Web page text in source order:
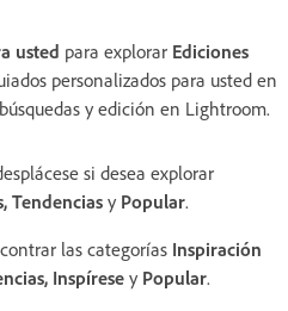
usted para explorar Ediciones
personalizados para usted en
y edición en Lightroom.
si desea explorar
Tendencias y Popular.
las categorías Inspiración
Inspírese y Popular.